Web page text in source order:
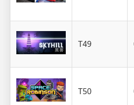
T49
T50